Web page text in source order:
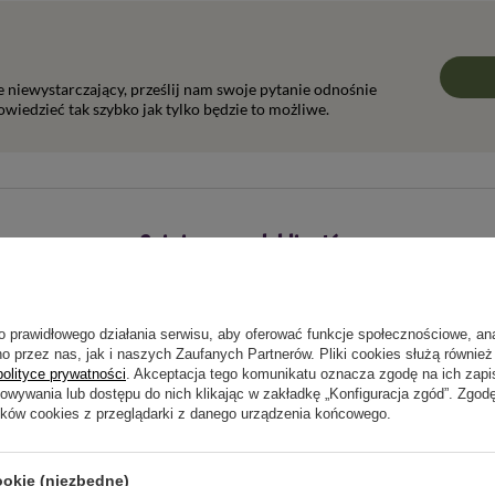
niewystarczający, prześlij nam swoje pytanie odnośnie
tak szybko jak tylko będzie to możliwe.
5/5 Opinia potwierdzona zakupem
Po otwarciu opakowań miało być po 8 nasion było w
kupię. Zobaczymy jeszcze jaka jest zdolność kiełkowania.
działania serwisu, aby oferować funkcje społecznościowe,
przez nas, jak i naszych Zaufanych Partnerów. Pliki cookies służą
prywatności. Akceptacja tego komunikatu oznacza zgodę na ich
lub dostępu do nich klikając w zakładkę „Konfiguracja zgód”.
cookies z przeglądarki z danego urządzenia końcowego.
(niezbędne)